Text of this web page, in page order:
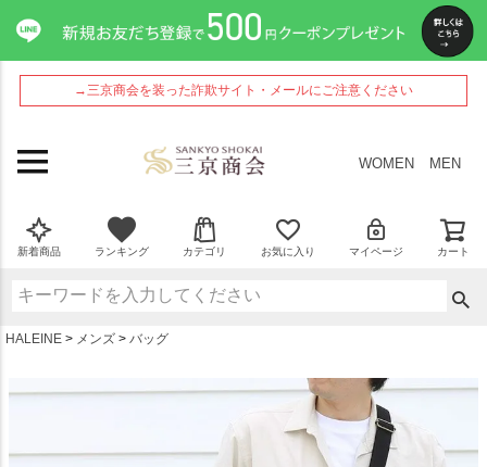
→三京商会を装った詐欺サイト・メールにご注意ください
WOMEN MEN
新着商品 ランキング カテゴリ お気に入り マイページ カート
HALEINE メンズ バッグ
ペー
ジト
ップ
へ